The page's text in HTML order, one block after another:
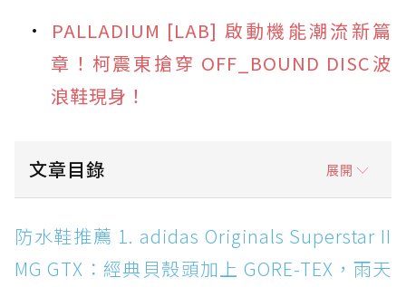
PALLADIUM [LAB] 啟動機能潮流新篇
章！柯震東搶穿 OFF_BOUND DISC波
浪鞋現身！
文章目錄 展開
防水鞋推薦 1. adidas Originals Superstar II
MG GTX：經典貝殼頭加上 GORE-TEX，雨天街
頭穿搭神鞋
防水鞋推薦 1. adidas Originals Superstar II
MG GTX：經典貝殼頭加上 GORE-TEX，雨天